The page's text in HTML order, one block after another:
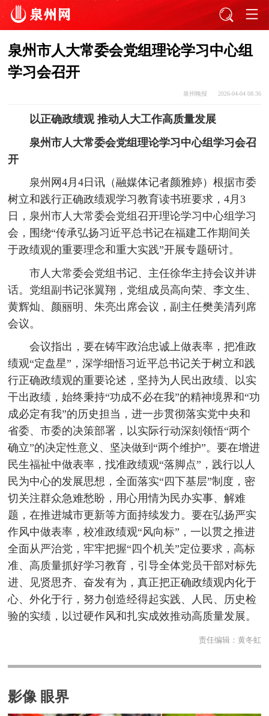
泉州市人大常委会党组理论学习中心组
学习会召开
泉州晚报 2026-04-04 08:36
以正确政绩观 推动人大工作高质量发展
泉州市人大常委会党组理论学习中心组学习会召
开
泉州网4月4日讯（融媒体记者颜雅婷）根据市委
树立和践行正确政绩观学习教育读书班要求，4月3
日，泉州市人大常委会党组召开理论学习中心组学习
会，围绕“传承弘扬习近平总书记在福建工作期间关
于政绩观的重要理念和重大实践”开展专题研讨。
市人大常委会党组书记、主任徐华主持会议并讲
话。党组副书记张翼翔，党组成员高向荣、李文生、
黄辉灿、颜丽明、朱亮出席会议，副主任樊美清列席
会议。
会议指出，要在铸牢政治忠诚上做表率，把准政
绩观“定盘星”，深学细悟习近平总书记关于树立和践
行正确政绩观的重要论述，坚持为人民出政绩、以实
干出政绩，始终秉持“功成不必在我”的精神境界和“功
成必定有我”的历史担当，进一步贯彻落实党中央和
省委、市委的决策部署，以实际行动深刻领悟“两个
确立”的决定性意义、坚决做到“两个维护”。要在增进
民生福祉中做表率，找准政绩观“落脚点”，践行以人
民为中心的发展思想，全面落实“四下基层”制度，密
切关注群众急难愁盼，用心用情为民办实事、解难
题，在推进城市更新等方面持续发力。要在弘扬严实
作风中做表率，校准政绩观“风向标”，一以贯之推进
全面从严治党，牢牢把握“四个机关”定位要求，高标
准、高质量抓好学习教育，引导全体党员干部对标先
进、见贤思齐、奋发有为，真正把正确政绩观内化于
心、外化于行，努力创造经得起实践、人民、历史检
验的实绩，以过硬作风和扎实成效推动高质量发展。
责任编辑： 黄冬虹
影像 眼界